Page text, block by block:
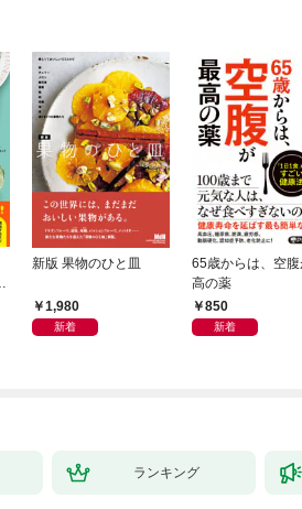
新版 果物のひと皿
1,980
新着
65歳からは、空腹
高の薬
850
新着
ランキング